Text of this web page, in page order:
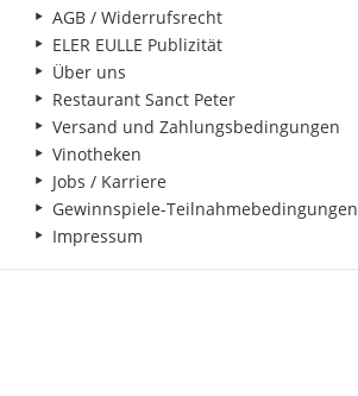
AGB / Widerrufsrecht
ELER EULLE Publizität
Über uns
Restaurant Sanct Peter
Versand und Zahlungsbedingungen
Vinotheken
Jobs / Karriere
Gewinnspiele-Teilnahmebedingungen
Impressum